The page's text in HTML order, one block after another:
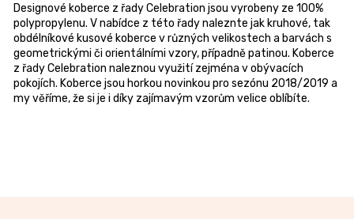
Designové koberce z řady Celebration jsou vyrobeny ze 100%
polypropylenu. V nabídce z této řady naleznte jak kruhové, tak
obdélníkové kusové koberce v různých velikostech a barvách s
geometrickými či orientálními vzory, případně patinou. Koberce
z řady Celebration naleznou využití zejména v obývacích
pokojích. Koberce jsou horkou novinkou pro sezónu 2018/2019 a
my věříme, že si je i díky zajímavým vzorům velice oblíbíte.